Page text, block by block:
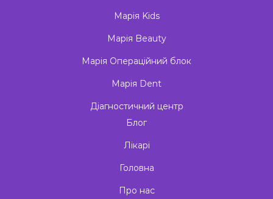
Марія Kids
Марія Beauty
Марія Операційний блок
Марія Dent
Діагностичний центр
Блог
Лікарі
Головна
Про нас